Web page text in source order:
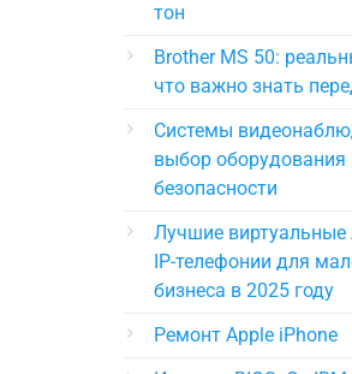
тон
Brother MS 50:
что важно знать
Системы
выбор оборудования
безопасности
Лучшие виртуальные
IP-телефонии для
бизнеса в 2025 году
Ремонт Apple iPhone